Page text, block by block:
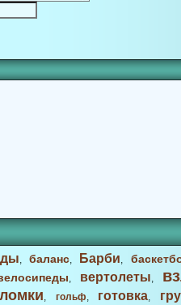
, баланс, Барби,
, вертолеты,
, гольф, готовка,